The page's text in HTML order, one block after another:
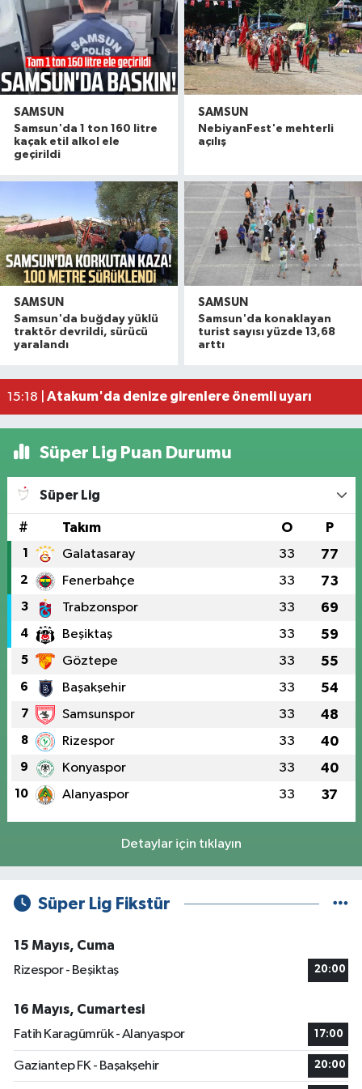
SAMSUN
Samsun'da 1 ton 160 litre
kaçak etil alkol ele
geçirildi
SAMSUN
NebiyanFest'e mehterli
açılış
SAMSUN
Samsun'da buğday yüklü
traktör devrildi, sürücü
yaralandı
SAMSUN
Samsun'da konaklayan
turist sayısı yüzde 13,68
arttı
19:58 |Havza'da 11 yıl 8 ay hapis cezasıyla aranan
16:49 |Dron saldırısına uğrayan geminin içi
16:40 | Samsunspor’dan Kasımpaşa karşısında ilk
15:18 | Atakum'da denize girenlere önemli uyarı
Süper Lig Puan Durumu
Süper Lig
# Takım O P
1 Galatasaray 33 77
2 Fenerbahçe 33 73
3 Trabzonspor 33 69
4 Beşiktaş 33 59
5 Göztepe 33 55
6 Başakşehir 33 54
7 Samsunspor 33 48
8 Rizespor 33 40
9 Konyaspor 33 40
10 Alanyaspor 33 37
Detaylar için tıklayın
Süper Lig Fikstür
15 Mayıs, Cuma
Rizespor - Beşiktaş
20:00
16 Mayıs, Cumartesi
Fatih Karagümrük - Alanyaspor
17:00
Gaziantep FK - Başakşehir 20:00